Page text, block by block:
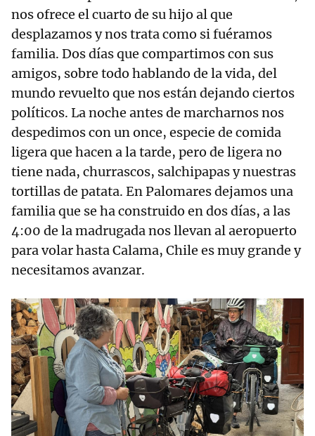
nos ofrece el cuarto de su hijo al que
desplazamos y nos trata como si fuéramos
familia. Dos días que compartimos con sus
amigos, sobre todo hablando de la vida, del
mundo revuelto que nos están dejando ciertos
políticos. La noche antes de marcharnos nos
despedimos con un once, especie de comida
ligera que hacen a la tarde, pero de ligera no
tiene nada, churrascos, salchipapas y nuestras
tortillas de patata. En Palomares dejamos una
familia que se ha construido en dos días, a las
4:00 de la madrugada nos llevan al aeropuerto
para volar hasta Calama, Chile es muy grande y
necesitamos avanzar.